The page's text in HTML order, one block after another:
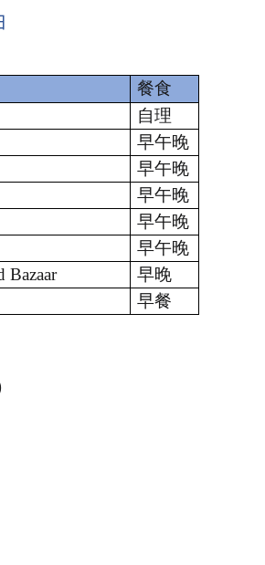
餐食
自理
早午晚
早午晚
早午晚
早午晚
早午晚
Bazaar
早晚
早餐